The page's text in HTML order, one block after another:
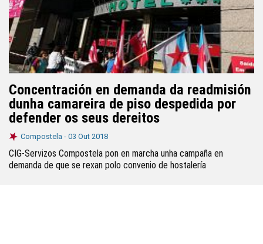
Concentración en demanda da readmisión
dunha camareira de piso despedida por
defender os seus dereitos
Compostela - 03 Out 2018
CIG-Servizos Compostela pon en marcha unha campaña en
demanda de que se rexan polo convenio de hostalería